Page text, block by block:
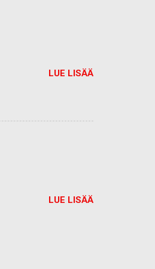
LUE LISÄÄ
LUE LISÄÄ